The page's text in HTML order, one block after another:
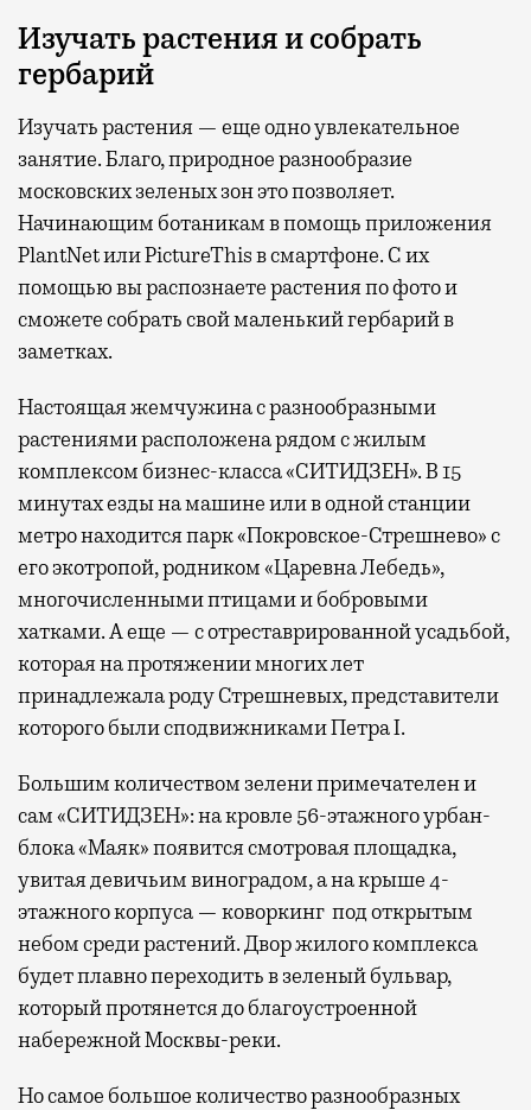
Изучать растения и собрать
гербарий
Изучать растения — еще одно увлекательное
занятие. Благо, природное разнообразие
московских зеленых зон это позволяет.
Начинающим ботаникам в помощь приложения
PlantNet или PictureThis в смартфоне. С их
помощью вы распознаете растения по фото и
сможете собрать свой маленький гербарий в
заметках.
Настоящая жемчужина с разнообразными
растениями расположена рядом с жилым
комплексом бизнес-класса «СИТИДЗЕН». В 15
минутах езды на машине или в одной станции
метро находится парк «Покровское-Стрешнево» с
его экотропой, родником «Царевна Лебедь»,
многочисленными птицами и бобровыми
хатками. А еще — с отреставрированной усадьбой,
которая на протяжении многих лет
принадлежала роду Стрешневых, представители
которого были сподвижниками Петра I.
Большим количеством зелени примечателен и
сам «СИТИДЗЕН»: на кровле 56-этажного урбан-
блока «Маяк» появится смотровая площадка,
увитая девичьим виноградом, а на крыше 4-
этажного корпуса — коворкинг под открытым
небом среди растений. Двор жилого комплекса
будет плавно переходить в зеленый бульвар,
который протянется до благоустроенной
набережной Москвы-реки.
Но самое большое количество разнообразных